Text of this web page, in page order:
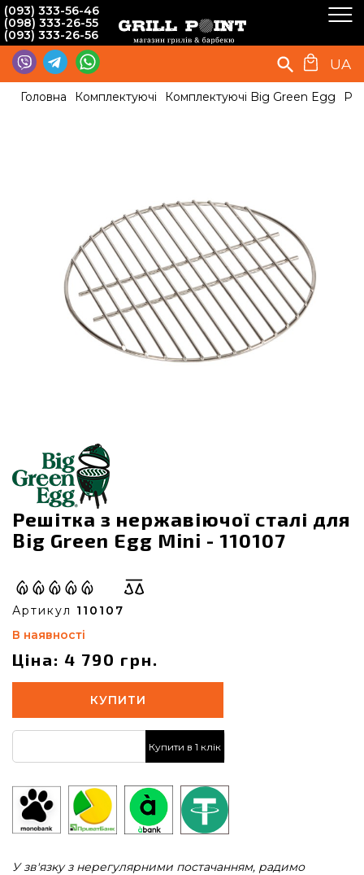
(093) 333-56-46
(098) 333-26-55
(093) 333-26-56
UA
Головна Комплектуючі Комплектуючі Big Green Egg
Решітка з нержавіючої сталі для
Big Green Egg Mini - 110107
Артикул 110107
В наявності
Ціна: 4 790 грн.
КУПИТИ
Купити в 1 клік
У зв'язку з нерегулярними постачанням, радимо